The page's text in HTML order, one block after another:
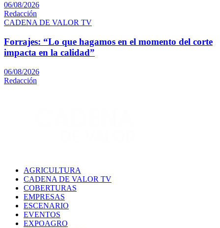
06/08/2026
Redacción
CADENA DE VALOR TV
Forrajes: “Lo que hagamos en el momento del corte
impacta en la calidad”
06/08/2026
Redacción
AGRICULTURA
CADENA DE VALOR TV
COBERTURAS
EMPRESAS
ESCENARIO
EVENTOS
EXPOAGRO